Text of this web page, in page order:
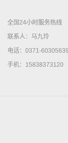
全国24小时服务热线
联系人：马九玲
电话：0371-
手机：15838373120